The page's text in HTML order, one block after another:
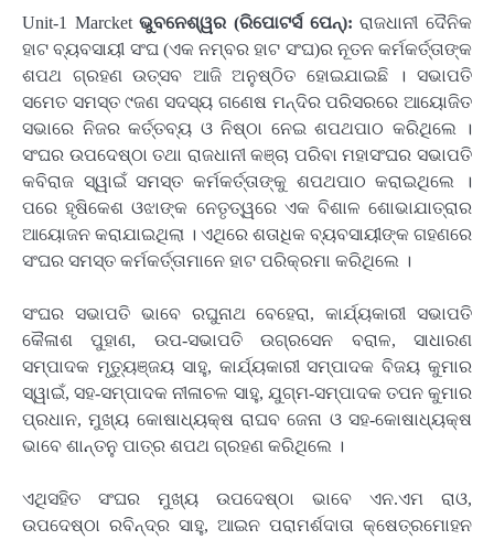
Unit-1 Marcketଭୁବନେଶ୍ୱର (ରିପୋଟର୍ସ ପେନ୍‌): ରାଜଧାନୀ ଦୈନିକ
ହାଟ ବ୍ୟବସାୟୀ ସଂଘ (ଏକ ନମ୍ବର ହାଟ ସଂଘ)ର ନୂତନ କର୍ମକର୍ତ୍ତାଙ୍କ
ଶପଥ ଗ୍ରହଣ ଉତ୍ସବ ଆଜି ଅନୁଷ୍ଠିତ ହୋଇଯାଇଛି । ସଭାପତି
ସମେତ ସମସ୍ତ ୯ଜଣ ସଦସ୍ୟ ଗଣେଷ ମନ୍ଦିର ପରିସରରେ ଆୟୋଜିତ
ସଭାରେ ନିଜର କର୍ତ୍ତବ୍ୟ ଓ ନିଷ୍ଠା ନେଇ ଶପଥପାଠ କରିଥିଲେ ।
ସଂଘର ଉପଦେଷ୍ଠା ତଥା ରାଜଧାନୀ କଞ୍ଚା ପରିବା ମହାସଂଘର ସଭାପତି
କବିରାଜ ସ୍ୱାଇଁ ସମସ୍ତ କର୍ମକର୍ତ୍ତାଙ୍କୁ ଶପଥପାଠ କରାଇଥିଲେ ।
ପରେ ହୃଷିକେଶ ଓଝାଙ୍କ ନେତୃତ୍ୱରେ ଏକ ବିଶାଳ ଶୋଭାଯାତ୍ରାର
ଆୟୋଜନ କରାଯାଇଥିଲା । ଏଥିରେ ଶତାଧିକ ବ୍ୟବସାୟୀଙ୍କ ଗହଣରେ
ସଂଘର ସମସ୍ତ କର୍ମକର୍ତ୍ତାମାନେ ହାଟ ପରିକ୍ରମା କରିଥିଲେ ।
ସଂଘର ସଭାପତି ଭାବେ ରଘୁନାଥ ବେହେରା, କାର୍ଯ୍ୟକାରୀ ସଭାପତି
କୈଳାଶ ପୁହାଣ, ଉପ-ସଭାପତି ଉଗ୍ରସେନ ବରାଳ, ସାଧାରଣ
ସମ୍ପାଦକ ମୃତ୍ୟୁଞ୍ଜୟ ସାହୁ, କାର୍ଯ୍ୟକାରୀ ସମ୍ପାଦକ ବିଜୟ କୁମାର
ସ୍ୱାଇଁ, ସହ-ସମ୍ପାଦକ ନୀଳାଚଳ ସାହୁ, ଯୁଗ୍ମ-ସମ୍ପାଦକ ତପନ କୁମାର
ପ୍ରଧାନ, ମୁଖ୍ୟ କୋଷାଧ୍ୟକ୍ଷ ରାଘବ ଜେନା ଓ ସହ-କୋଷାଧ୍ୟକ୍ଷ
ଭାବେ ଶାନ୍ତନୁ ପାତ୍ର ଶପଥ ଗ୍ରହଣ କରିଥିଲେ ।
ଏଥିସହିତ ସଂଘର ମୁଖ୍ୟ ଉପଦେଷ୍ଠା ଭାବେ ଏନ.ଏମ ରାଓ,
ଉପଦେଷ୍ଠା ରବିନ୍ଦ୍ର ସାହୁ, ଆଇନ ପରାମର୍ଶଦାତା କ୍ଷେତ୍ରମୋହନ